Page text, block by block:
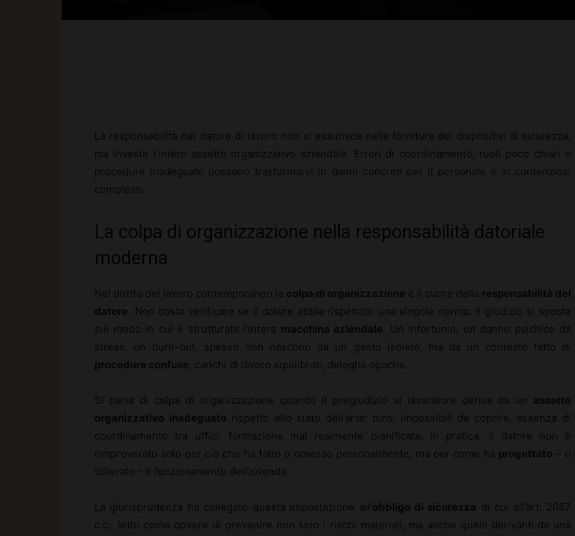
La responsabilità del datore di lavoro non si esaurisce nella fornitura dei dispositivi di sicurezza,
ma investe l’intero assetto organizzativo aziendale. Errori di coordinamento, ruoli poco chiari o
procedure inadeguate possono trasformarsi in danni concreti per il personale e in contenziosi
complessi.
La colpa di organizzazione nella responsabilità datoriale
moderna
Nel diritto del lavoro contemporaneo la colpa di organizzazione è il cuore della responsabilità del
datore . Non basta verificare se il datore abbia rispettato una singola norma: il giudizio si sposta
sul modo in cui è strutturata l’intera macchina aziendale . Un infortunio, un danno psichico da
stress, un burn-out, spesso non nascono da un gesto isolato, ma da un contesto fatto di
procedure confuse , carichi di lavoro squilibrati, deleghe opache.
Si parla di colpa di organizzazione quando il pregiudizio al lavoratore deriva da un assetto
organizzativo inadeguato rispetto allo stato dell’arte: turni impossibili da coprire, assenza di
coordinamento tra uffici, formazione mai realmente pianificata. In pratica, il datore non è
rimproverato solo per ciò che ha fatto o omesso personalmente, ma per come ha progettato – o
tollerato – il funzionamento dell’azienda.
La giurisprudenza ha collegato questa impostazione all’obbligo di sicurezza di cui all’art. 2087
c.c., letto come dovere di prevenire non solo i rischi materiali, ma anche quelli derivanti da una